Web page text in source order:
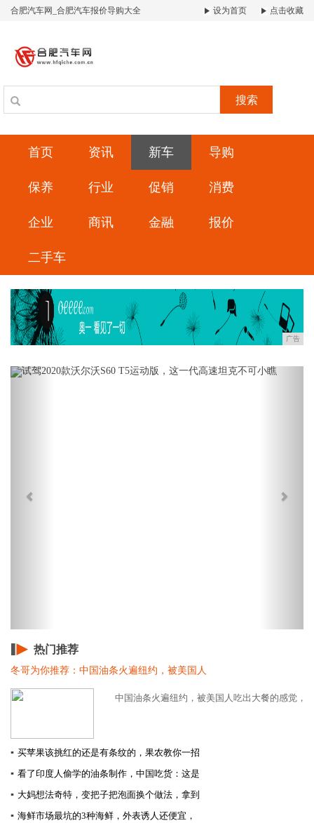
合肥汽车网_合肥汽车报价导购大全 设为首页 点击收藏
搜索
首页 资讯 新车 导购
保养 行业 促销 消费
企业 商讯 金融 报价
二手车
广告
Previous
热门推荐
冬哥为你推荐：中国油条火遍纽约，被美国人
中国油条火遍纽约，被美国人吃出大餐的感觉，
▪ 买苹果该挑红的还是有条纹的，果农教你一招
▪ 看了印度人偷学的油条制作，中国吃货：这是
▪ 大妈想法奇特，变把子把泡面换个做法，拿到
▪ 海鲜市场最坑的3种海鲜，外表诱人还便宜，